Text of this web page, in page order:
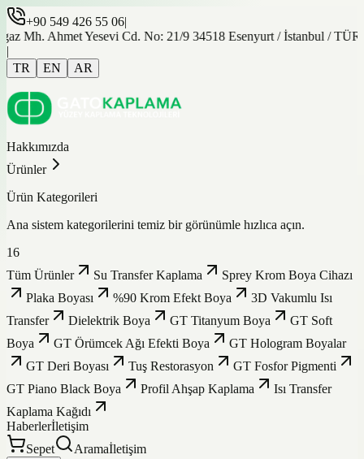
+90 549 426 55 06|
Mh. Ahmet Yesevi Cd. No: 21/9 34518 Esenyurt / İstanbul /
|
TR
EN AR
Hakkımızda
Ürünler
Ürün Kategorileri
Ana sistem kategorilerini temiz bir görünümle hızlıca açın.
16
Tüm Ürünler
Su Transfer Kaplama
Sprey Krom Boya Cihazı
Plaka Boyası
%90 Krom Efekt Boya
3D Vakumlu Isı
Transfer
Dielektrik Boya GT Titanyum Boya
GT Soft
Boya
GT Örümcek Ağı Efekti Boya
GT Hologram Boyalar
GT Deri Boyası
Tuş Restorasyon
GT Fosfor Pigmenti
GT Piano Black Boya
Profil Ahşap Kaplama
Isı Transfer
Kaplama Kağıdı
Haberlerİletişim
Sepet
Aramaİletişim